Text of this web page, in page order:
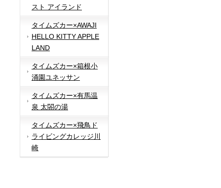
スト アイランド
タイムズカー×AWAJI
HELLO KITTY APPLE
LAND
タイムズカー×箱根小
涌園ユネッサン
タイムズカー×有馬温
泉 太閤の湯
タイムズカー×飛鳥ド
ライビングカレッジ川
崎